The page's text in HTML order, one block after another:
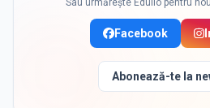
Sau urmărește Edulio pentru
Facebook
Abonează-te la